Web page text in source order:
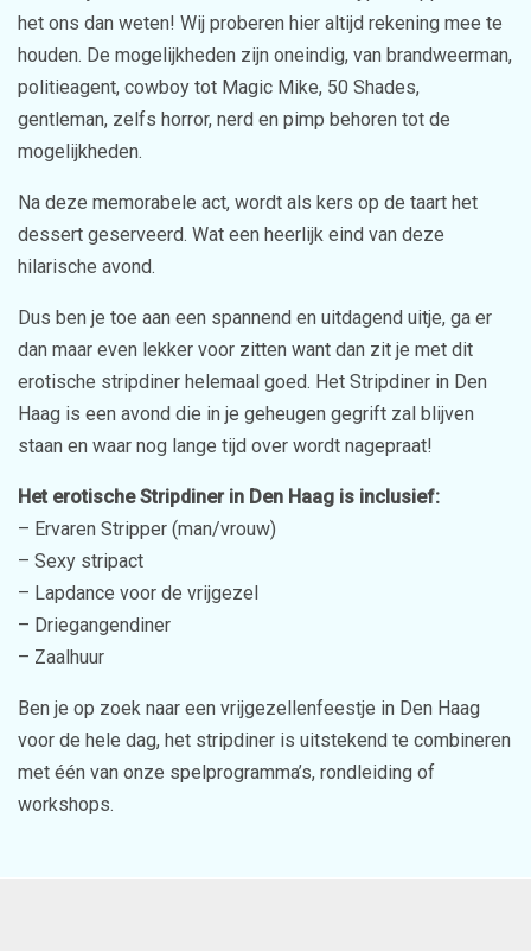
het ons dan weten! Wij proberen hier altijd rekening mee te
houden. De mogelijkheden zijn oneindig, van brandweerman,
politieagent, cowboy tot Magic Mike, 50 Shades,
gentleman, zelfs horror, nerd en pimp behoren tot de
mogelijkheden.
Na deze memorabele act, wordt als kers op de taart het
dessert geserveerd. Wat een heerlijk eind van deze
hilarische avond.
Dus ben je toe aan een spannend en uitdagend uitje, ga er
dan maar even lekker voor zitten want dan zit je met dit
erotische stripdiner helemaal goed. Het Stripdiner in Den
Haag is een avond die in je geheugen gegrift zal blijven
staan en waar nog lange tijd over wordt nagepraat!
Het erotische Stripdiner in Den Haag is inclusief:
– Ervaren Stripper (man/vrouw)
– Sexy stripact
– Lapdance voor de vrijgezel
– Driegangendiner
– Zaalhuur
Ben je op zoek naar een vrijgezellenfeestje in Den Haag
voor de hele dag, het stripdiner is uitstekend te combineren
met één van onze spelprogramma’s, rondleiding of
workshops.